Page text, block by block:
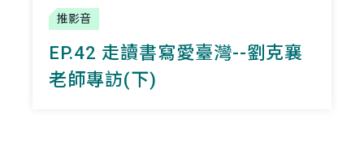
推影音
EP.42 走讀書寫愛臺灣--劉克襄
老師專訪(下)